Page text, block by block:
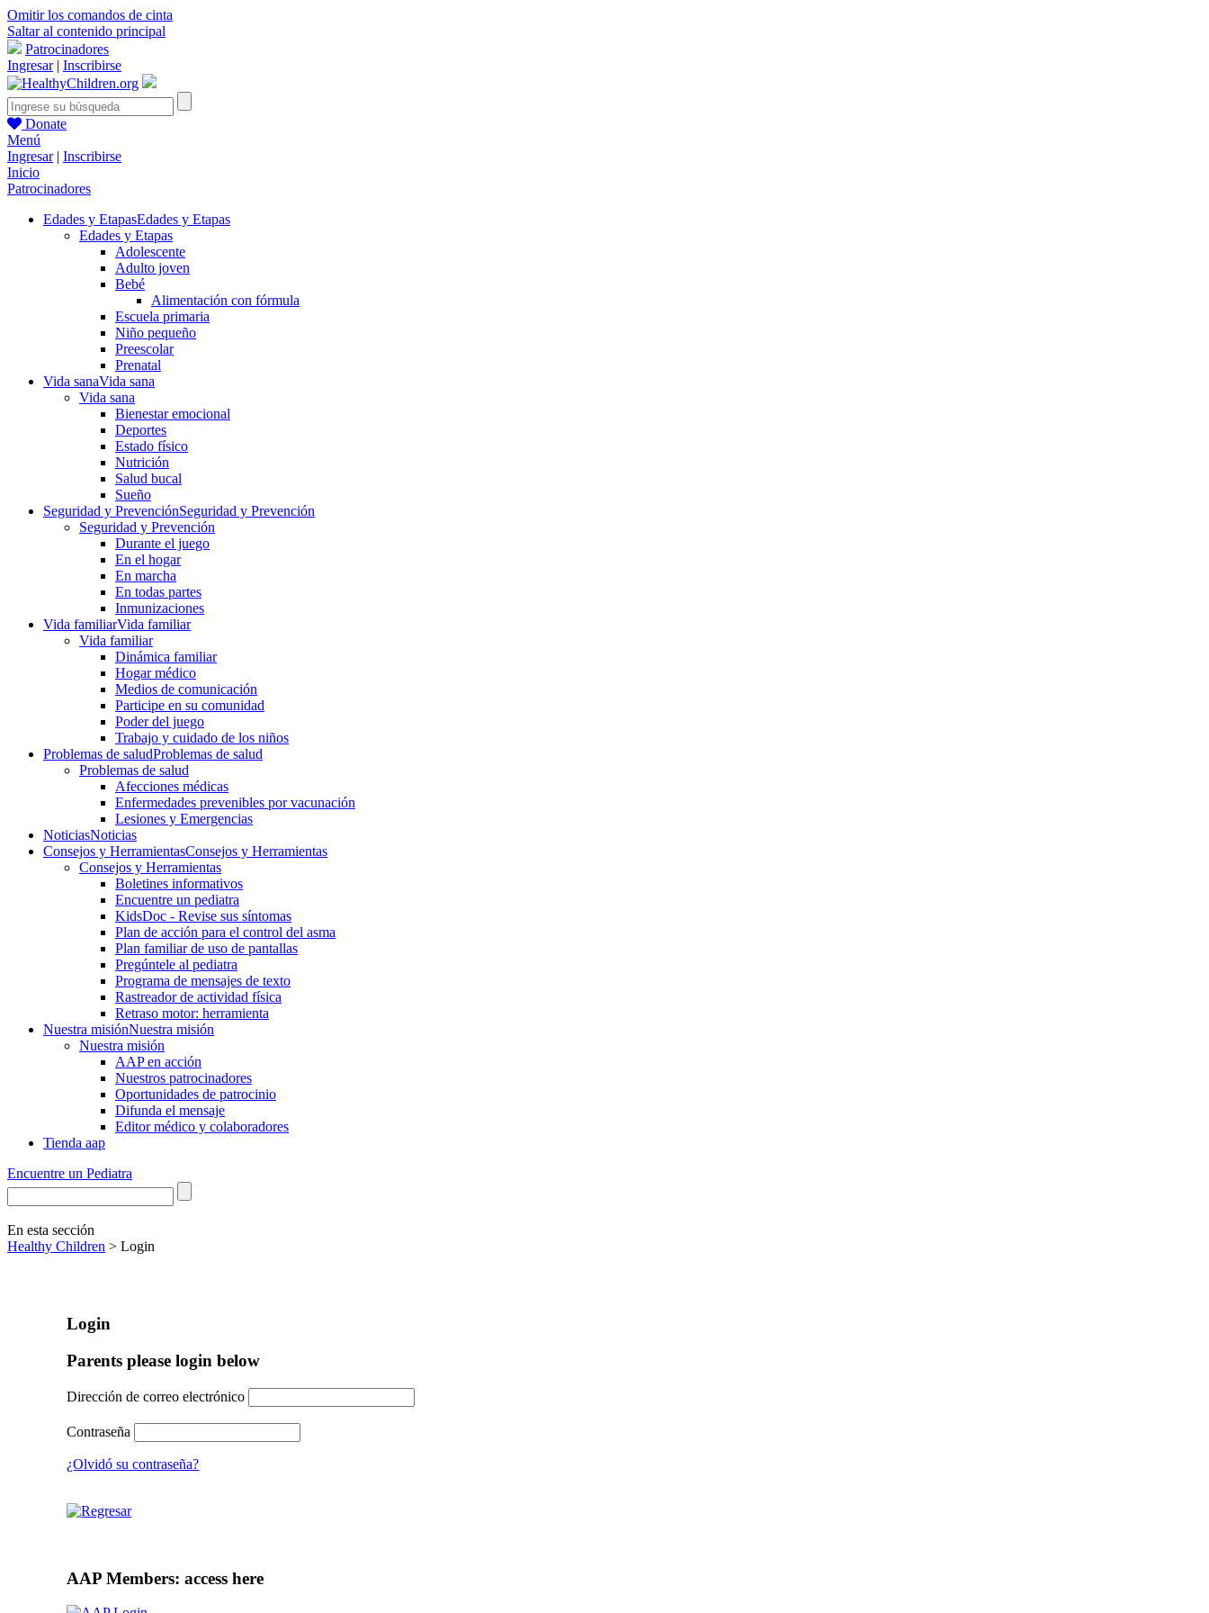
Omitir los comandos de cinta
Saltar al contenido principal
Patrocinadores
Ingresar| Inscribirse
Donate
Menú
Ingresar| Inscribirse
Inicio
Patrocinadores
Edades y EtapasEdades y Etapas
Edades y Etapas
Adolescente
Adulto joven
Bebé
Alimentación con fórmula
Escuela primaria
Niño pequeño
Preescolar
Prenatal
Vida sanaVida sana
Vida sana
Bienestar emocional
Deportes
Estado físico
Nutrición
Salud bucal
Sueño
Seguridad y PrevenciónSeguridad y Prevención
Seguridad y Prevención
Durante el juego
En el hogar
En marcha
En todas partes
Inmunizaciones
Vida familiarVida familiar
Vida familiar
Dinámica familiar
Hogar médico
Medios de comunicación
Participe en su comunidad
Poder del juego
Trabajo y cuidado de los niños
Problemas de saludProblemas de salud
Problemas de salud
Afecciones médicas
Enfermedades prevenibles por vacunación
Lesiones y Emergencias
NoticiasNoticias
Consejos y HerramientasConsejos y Herramientas
Consejos y Herramientas
Boletines informativos
Encuentre un pediatra
KidsDoc - Revise sus síntomas
Plan de acción para el control del asma
Plan familiar de uso de pantallas
Pregúntele al pediatra
Programa de mensajes de texto
Rastre​​ador de activida​d física
Retraso motor: herramienta
Nuestra misiónNuestra misión
Nuestra misión
AAP en acción
Nuestros patrocinadores
Oportunidades de patrocinio
Difunda el mensaje
Editor médico y colaboradores
Tienda aap
Encuentre un Pediatra
En esta sección
Healthy Children > Login
Login
Parents please login below
Dirección de correo electrónico
Contraseña
¿Olvidó su contraseña?
AAP Members: access here